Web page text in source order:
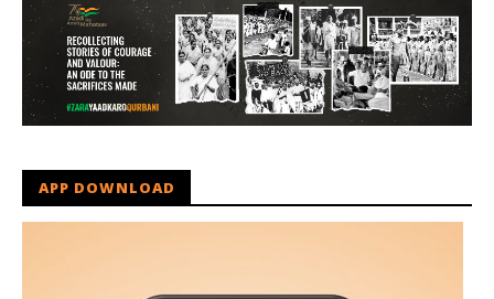
APP DOWNLOAD